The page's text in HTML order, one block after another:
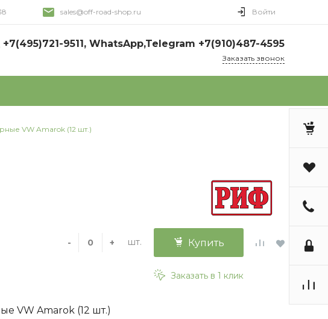
sales@off-road-shop.ru Войти
+7(495)721-9511, WhatsApp,Telegram +7(910)487-4595
Заказать звонок
VW Amarok (12 шт.)
- + шт. Купить
Заказать в 1 клик
VW Amarok (12 шт.)